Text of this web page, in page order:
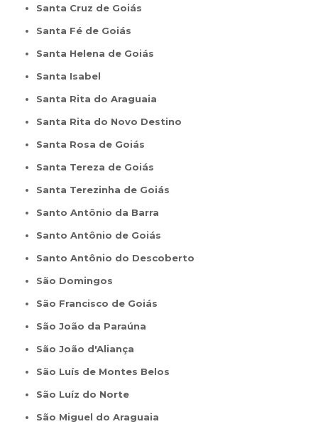
Santa Cruz de Goiás
Santa Fé de Goiás
Santa Helena de Goiás
Santa Isabel
Santa Rita do Araguaia
Santa Rita do Novo Destino
Santa Rosa de Goiás
Santa Tereza de Goiás
Santa Terezinha de Goiás
Santo Antônio da Barra
Santo Antônio de Goiás
Santo Antônio do Descoberto
São Domingos
São Francisco de Goiás
São João da Paraúna
São João d'Aliança
São Luís de Montes Belos
São Luíz do Norte
São Miguel do Araguaia